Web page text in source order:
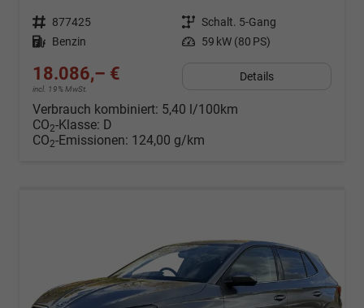
Fahrzeugnr. 877425 Getriebe Schalt. 5-Gang
Kraftstoff Benzin Leistung 59 kW (80 PS)
18.086,– €
incl. 19% MwSt.
Details
Verbrauch kombiniert: 5,40 l/100km
CO2-Klasse: D
CO2-Emissionen: 124,00 g/km